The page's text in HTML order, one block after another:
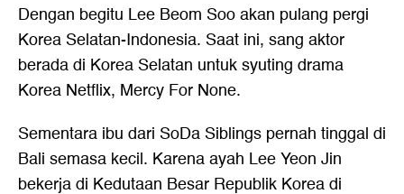
Dengan begitu Lee Beom Soo akan pulang pergi
Korea Selatan-Indonesia. Saat ini, sang aktor
berada di Korea Selatan untuk syuting drama
Korea Netflix, Mercy For None.
Sementara ibu dari SoDa Siblings pernah tinggal di
Bali semasa kecil. Karena ayah Lee Yeon Jin
bekerja di Kedutaan Besar Republik Korea di